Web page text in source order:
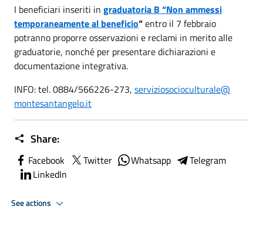
I beneficiari inseriti in graduatoria B “Non ammessi
temporaneamente al beneficio”entro il 7 febbraio
potranno proporre osservazioni e reclami in merito alle
graduatorie, nonché per presentare dichiarazioni e
documentazione integrativa.
INFO: tel. 0884/566226-273, serviziosocioculturale@
montesantangelo.it
Share:
Facebook Twitter Whatsapp
Telegram
LinkedIn
See actions